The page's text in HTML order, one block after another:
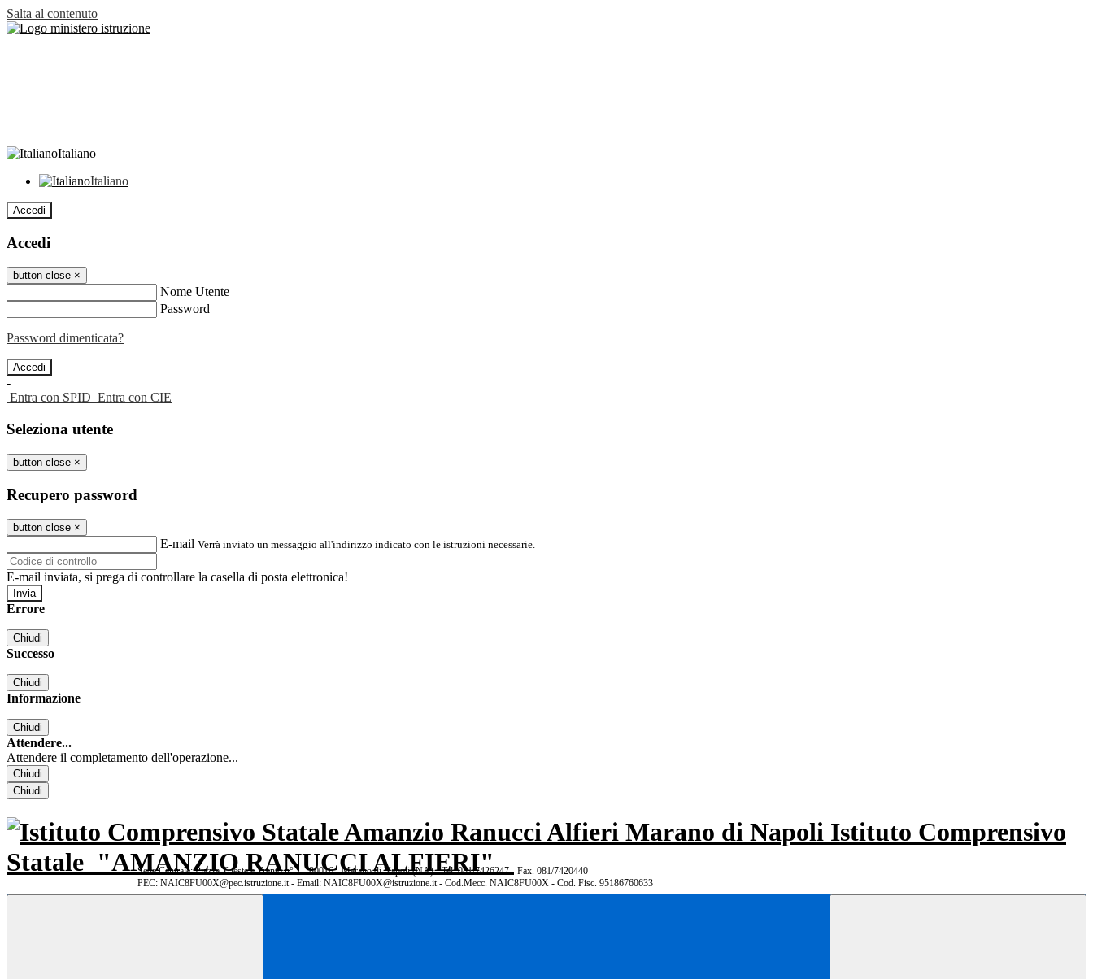
Salta al contenuto
Italiano
Italiano
Accedi
Accedi
button close ×
Nome Utente
Password
Password dimenticata?
-
Entra con SPID Entra con CIE
Seleziona utente
button close ×
Recupero password
button close ×
E-mail Verrà inviato un messaggio all'indirizzo indicato con le istruzioni necessarie.
E-mail inviata, si prega di controllare la casella di posta elettronica!
Errore
Chiudi
Successo
Chiudi
Informazione
Chiudi
Attendere...
Attendere il completamento dell'operazione...
Chiudi
Chiudi
Istituto Comprensivo
Statale "AMANZIO RANUCCI ALFIERI"
Sede Centrale: Piazza Trieste e Trento n° 1 - 80016 - Marano di Napoli (NA) - Tel. 081/7426247 - Fax. 081/7420440
PEC: NAIC8FU00X@pec.istruzione.it - Email: NAIC8FU00X@istruzione.it - Cod.Mecc. NAIC8FU00X - Cod. Fisc. 95186760633